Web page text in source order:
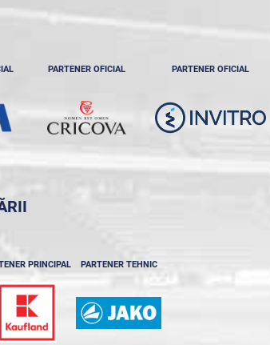
PARTENER OFICIAL PARTENER OFICIAL
PRINCIPAL PARTENER TEHNIC